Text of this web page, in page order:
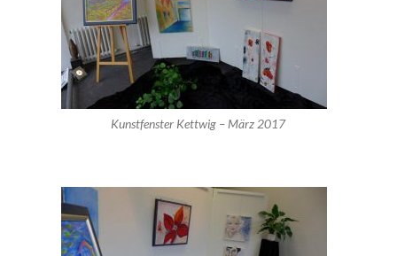
Kunstfenster Kettwig – März 2017